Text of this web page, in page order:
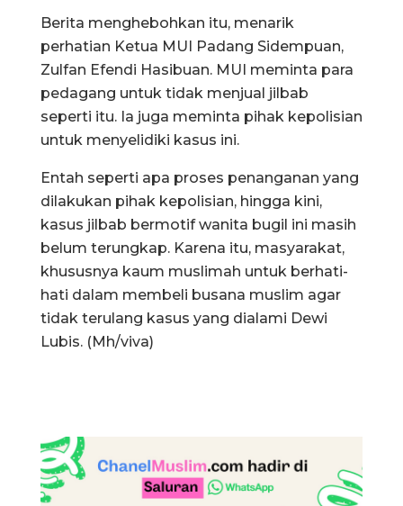
Berita menghebohkan itu, menarik
perhatian Ketua MUI Padang Sidempuan,
Zulfan Efendi Hasibuan. MUI meminta para
pedagang untuk tidak menjual jilbab
seperti itu. Ia juga meminta pihak kepolisian
untuk menyelidiki kasus ini.
Entah seperti apa proses penanganan yang
dilakukan pihak kepolisian, hingga kini,
kasus jilbab bermotif wanita bugil ini masih
belum terungkap. Karena itu, masyarakat,
khususnya kaum muslimah untuk berhati-
hati dalam membeli busana muslim agar
tidak terulang kasus yang dialami Dewi
Lubis. (Mh/viva)